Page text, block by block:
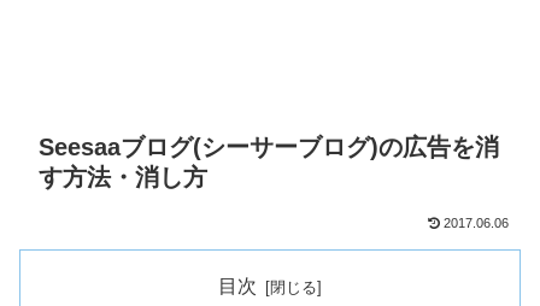
Seesaaブログ(シーサーブログ)の広告を消
す方法・消し方
2017.06.06
目次